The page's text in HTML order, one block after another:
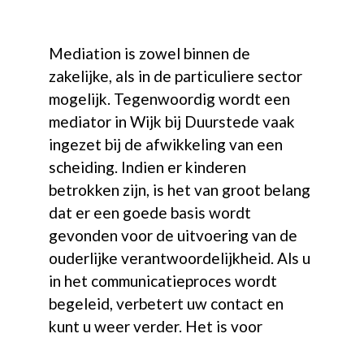
Mediation is zowel binnen de
zakelijke, als in de particuliere sector
mogelijk. Tegenwoordig wordt een
mediator in Wijk bij Duurstede vaak
ingezet bij de afwikkeling van een
scheiding. Indien er kinderen
betrokken zijn, is het van groot belang
dat er een goede basis wordt
gevonden voor de uitvoering van de
ouderlijke verantwoordelijkheid. Als u
in het communicatieproces wordt
begeleid, verbetert uw contact en
kunt u weer verder. Het is voor